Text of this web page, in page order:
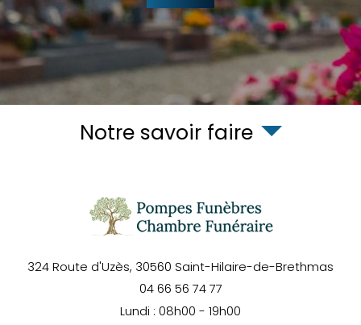
Notre savoir faire
324 Route d'Uzès, 30560 Saint-Hilaire-de-Brethmas
04 66 56 74 77
Lundi : 08h00 - 19h00